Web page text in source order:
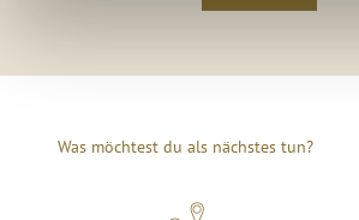
Was möchtest du als nächstes tun?